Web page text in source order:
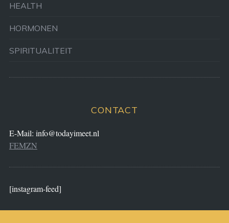
HEALTH
HORMONEN
SPIRITUALITEIT
CONTACT
E-Mail: info@todayimeet.nl
FEMZN
[instagram-feed]